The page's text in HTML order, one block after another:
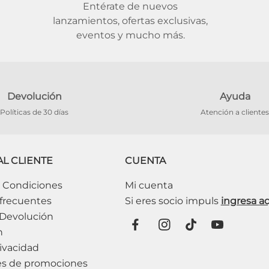
Entérate de nuevos
lanzamientos, ofertas exclusivas,
eventos y mucho más.
Devolución
Políticas de 30 días
Ayuda
Atención a clientes
CLIENTE
Condiciones
de promociones
CUENTA
Mi cuenta